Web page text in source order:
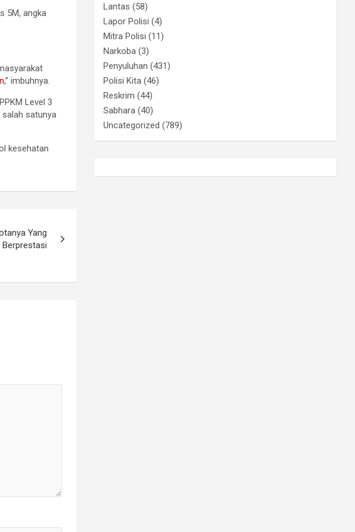
5M, angka
,” imbuhnya.
Level 3
satunya
kesehatan
Yang
Berprestasi
Lantas (58)
Lapor Polisi (4)
Mitra Polisi (11)
Narkoba (3)
Penyuluhan (431)
Polisi Kita (46)
Reskrim (44)
Sabhara (40)
Uncategorized (789)